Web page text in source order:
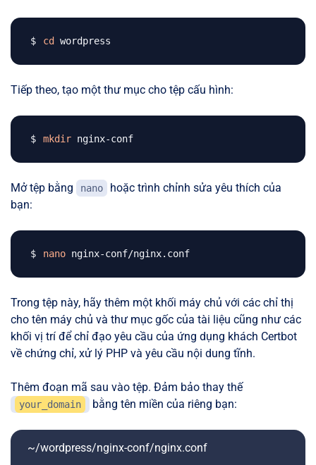
cd
Tiếp theo, tạo một thư mục cho tệp cấu hình:
mkdir
Mở tệp bằng nano
hoặc trình chỉnh sửa yêu thích của
bạn:
nano
Trong tệp này, hãy thêm một khối máy chủ với các chỉ thị
cho tên máy chủ và thư mục gốc của tài liệu cũng như các
khối vị trí để chỉ đạo yêu cầu của ứng dụng khách Certbot
về chứng chỉ, xử lý PHP và yêu cầu nội dung tĩnh.
Thêm đoạn mã sau vào tệp. Đảm bảo thay thế
your_domain bằng tên miền của riêng bạn:
~/wordpress/nginx-conf/nginx.conf